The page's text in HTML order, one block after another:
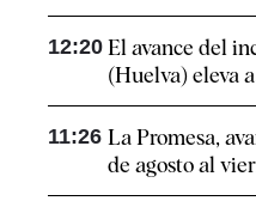
12:20 El avance del
(Huelva) eleva
11:26 La Promesa,
de agosto al